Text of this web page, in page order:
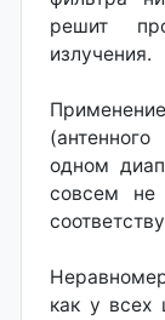
решит
излучения.
одном
совсем не
как у всех